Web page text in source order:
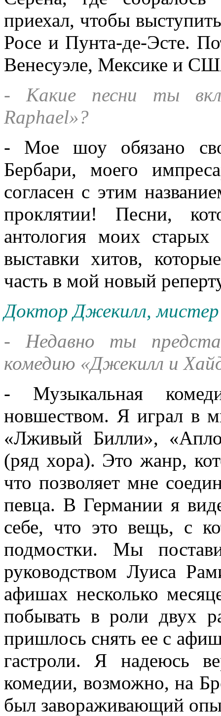
приехал, чтобы
Росе и Пунта-де-Эсте.
Венесуэле, Мексике и
- Какие песни ты
Raphael»?
- Мое шоу обязано
Бербари, моего
согласен с этим
проклятии! Песни,
антология моих
выставки хитов,
часть в мой новый
Доктор Джекилл,
- Недавно ты
комедию «Джекилл и
- Музыкальная
новшеством. Я играл в
«Лживый Билли»,
(ряд хора). Это жанр,
что позволяет мне
певца. В Германии я
себе, что это вещь, с
подмостки. Мы
руководством Луиса
афишах несколько
побывать в роли двух
пришлось снять ее с
гастроли. Я надеюсь
комедии, возможно, на
был завораживающий